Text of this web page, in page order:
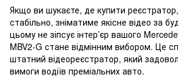
Якщо ви шукаєте, де купити
стабільно, зніматиме якісне відео за
цьому не зіпсує інтер’єр вашого
MBV2-G стане відмінним вибором. Це
штатний відеореєстратор, який
вимоги водіїв преміальних авто.